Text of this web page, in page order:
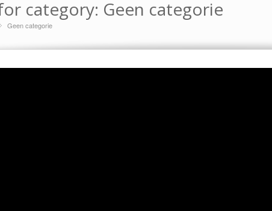
category: Geen categorie
»
Geen categorie